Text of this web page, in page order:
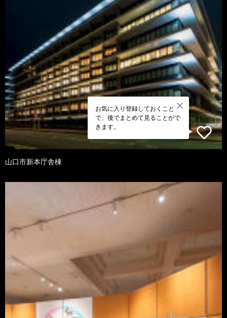
お気に入り登録しておくこと
で、後でまとめて見ることがで
きます。
山口市新本庁舎棟